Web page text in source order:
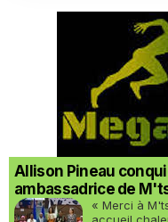
Allison Pineau
ambassadrice de
« Merci à